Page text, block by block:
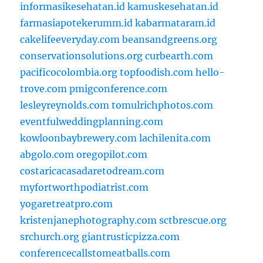
informasikesehatan.id kamuskesehatan.id
farmasiapotekerumm.id kabarmataram.id
cakelifeeveryday.com beansandgreens.org
conservationsolutions.org curbearth.com
pacificocolombia.org topfoodish.com hello-
trove.com pmigconference.com
lesleyreynolds.com tomulrichphotos.com
eventfulweddingplanning.com
kowloonbaybrewery.com lachilenita.com
abgolo.com oregopilot.com
costaricacasadaretodream.com
myfortworthpodiatrist.com
yogaretreatpro.com
kristenjanephotography.com sctbrescue.org
srchurch.org giantrusticpizza.com
conferencecallstomeatballs.com